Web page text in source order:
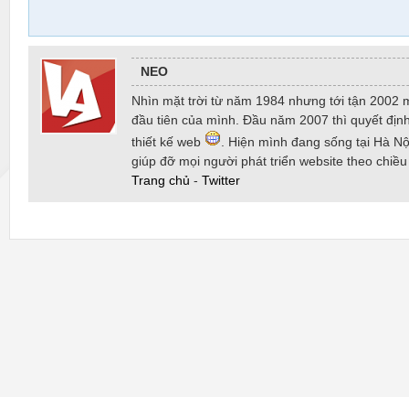
NEO
Nhìn mặt trời từ năm 1984 nhưng tới tận 2002
đầu tiên của mình. Đầu năm 2007 thì quyết
thiết kế web
. Hiện mình đang sống tại Hà
giúp đỡ mọi người phát triển website theo
Trang chủ - Twitter